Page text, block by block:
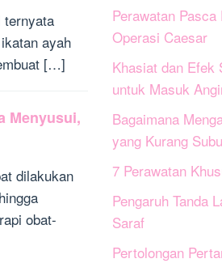
ternyata
ayah
[…]
Menyusui,
dilakukan
obat-
Perawatan
Operasi Caesar
Khasiat dan Efek
untuk Masuk
Bagaimana
yang Kurang
7 Perawatan
Pengaruh Tanda
Saraf
Pertolongan